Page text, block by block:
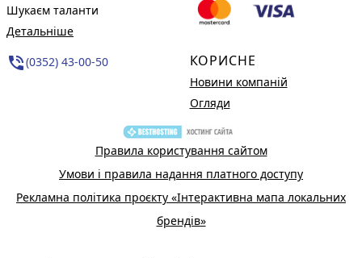
Шукаєм таланти
Детальніше
phone_in_talk(0352) 43-00-50 КОРИСНЕ
Новини компаній
Огляди
Правила користування сайтом
Умови і правила надання платного доступу
Рекламна політика проєкту «Інтерактивна мапа локальних
брендів»